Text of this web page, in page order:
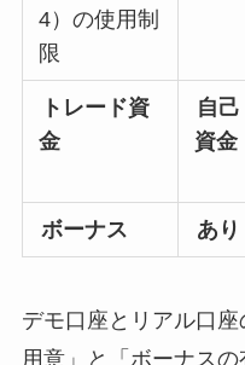
4）の使用制
限
トレード資
金
自己
資金
ボーナス あり
デモ口座とリアル口
用意」と「ボーナスの